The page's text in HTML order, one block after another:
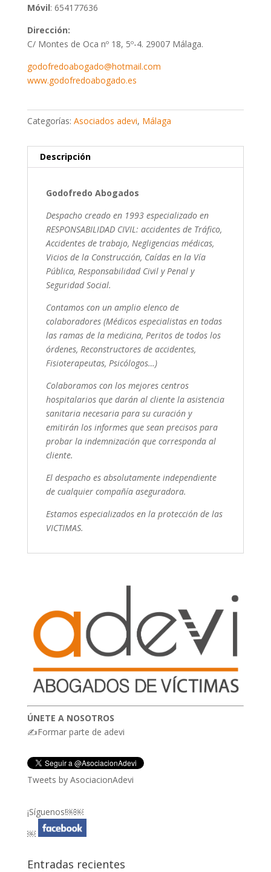
Móvil: 654177636
Dirección:
C/ Montes de Oca nº 18, 5º-4. 29007 Málaga.
godofredoabogado@hotmail.com
www.godofredoabogado.es
Categorías: Asociados adevi, Málaga
Descripción
Godofredo Abogados
Despacho creado en 1993 especializado en
RESPONSABILIDAD CIVIL: accidentes de Tráfico,
Accidentes de trabajo, Negligencias médicas,
Vicios de la Construcción, Caídas en la Vía
Pública, Responsabilidad Civil y Penal y
Seguridad Social.
Contamos con un amplio elenco de
colaboradores (Médicos especialistas en todas
las ramas de la medicina, Peritos de todos los
órdenes, Reconstructores de accidentes,
Fisioterapeutas, Psicólogos…)
Colaboramos con los mejores centros
hospitalarios que darán al cliente la asistencia
sanitaria necesaria para su curación y
emitirán los informes que sean precisos para
probar la indemnización que corresponda al
cliente.
El despacho es absolutamente independiente
de cualquier compañía aseguradora.
Estamos especializados en la protección de las
VICTIMAS.
ÚNETE A NOSOTROS
✍Formar parte de adevi
Tweets by AsociacionAdevi
¡Síguenos!￼￼
￼
Entradas recientes